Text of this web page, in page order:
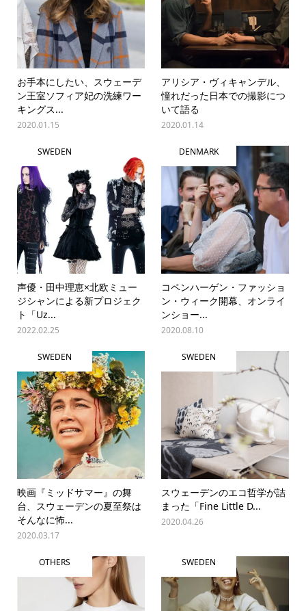
お手本にしたい、スウェーデ
ン王室ソフィア妃の洗練ワー
キングス...
2020.01.15
アリシア・ヴィキャンデル、
憧れだった日本での撮影につ
いて語る
2020.01.14
SWEDEN
声優・田中理恵×北欧ミュー
ジシャンによる新プロジェク
ト「Uz...
2022.02.25
DENMARK
コペンハーゲン・ファッショ
ン・ウィーク開幕、オンライ
ンショー...
2020.08.10
SWEDEN
映画『ミッドサマー』の舞
台、スウェーデンの夏至祭は
そんなに怖...
2020.03.17
SWEDEN
スウェーデンのエコ哲学が詰
まった「Fine Little D...
2020.04.26
OTHERS SWEDEN